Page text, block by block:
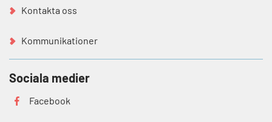
Kontakta oss
Kommunikationer
Sociala medier
Facebook